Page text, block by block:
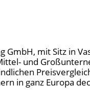
GmbH, mit Sitz in
und
in ganz Europa